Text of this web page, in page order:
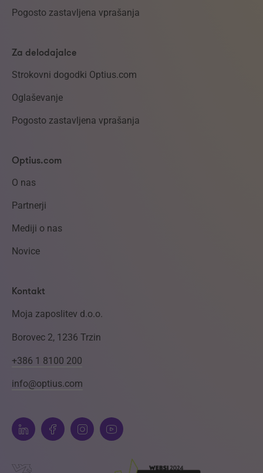
Pogosto zastavljena vprašanja
Za delodajalce
Strokovni dogodki Optius.com
Oglaševanje
Pogosto zastavljena vprašanja
Optius.com
O nas
Partnerji
Mediji o nas
Novice
Kontakt
Moja zaposlitev d.o.o.
Borovec 2, 1236 Trzin
+386 1 8100 200
info@optius.com